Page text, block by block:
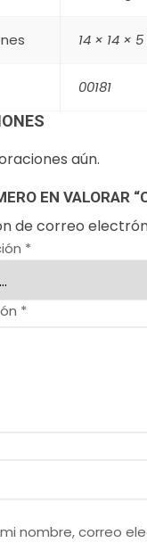
14 × 14 ×
00181
aún.
EN VALORAR
de correo
*
*
nombre, correo